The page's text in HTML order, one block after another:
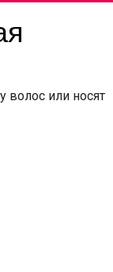
волос или носят